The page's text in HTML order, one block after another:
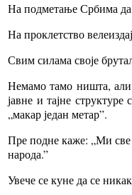
На подметање Србима да
На проклетство
Свим силама своје
Немамо тамо ништа, али
јавне и тајне
„макар један метар”.
Пре подне каже: „Ми
народа.”
Увече се куне да се